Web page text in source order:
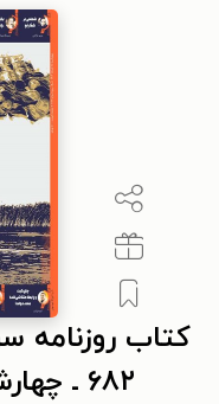
کتاب روزنامه
۶۸۲ ـ چهارشنبه ۱۵ آذرماه ۱۴۰۲